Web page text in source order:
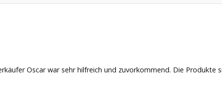
Oscar war sehr hilfreich und zuvorkommend. Die Produkte